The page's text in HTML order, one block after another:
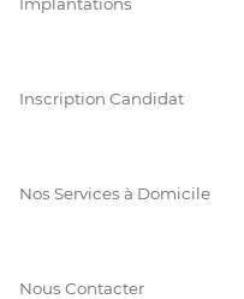
Inscription Candidat
Nos Services à Domicile
Nous Contacter